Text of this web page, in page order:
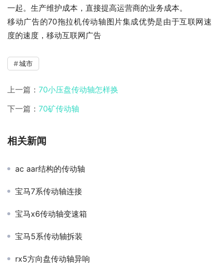
一起。生产维护成本，直接提高运营商的业务成本。
移动广告的70拖拉机传动轴图片集成优势是由于互联网速
度的速度，移动互联网广告
城市
上一篇： 70小压盘传动轴怎样换
下一篇： 70矿传动轴
相关新闻
ac aar结构的传动轴
宝马7系传动轴连接
宝马x6传动轴变速箱
宝马5系传动轴拆装
rx5方向盘传动轴异响